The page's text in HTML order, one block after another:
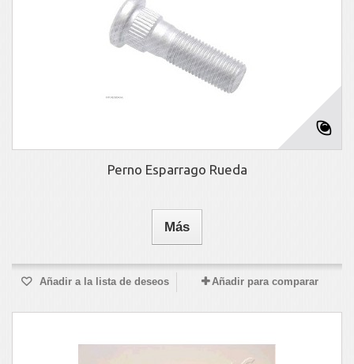
Perno Esparrago Rueda
Más
Añadir a la lista de deseos Añadir para comparar